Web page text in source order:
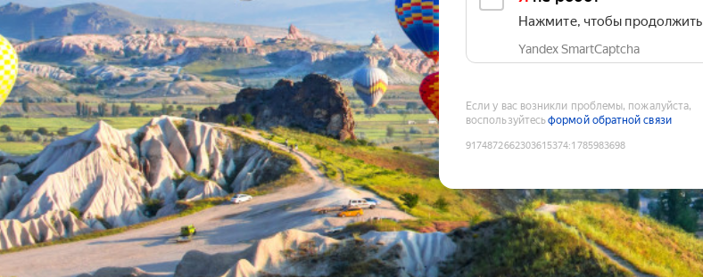
Нажмите, чтобы продолжить
Yandex SmartCaptcha
Если у вас возникли проблемы, пожалуйста,
воспользуйтесьформой обратной связи
9174872662303615374:1785983698